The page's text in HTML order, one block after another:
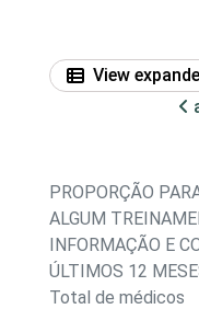
View
PROPORÇÃO
ALGUM
INFORMAÇÃO E
ÚLTIMOS 12
Total de médicos